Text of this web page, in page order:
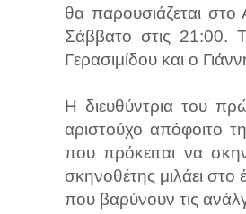
θα παρουσιάζεται
Σάββατο στις 21:00.
Γερασιμίδου και ο
Η διευθύντρια του
αριστούχο απόφοιτο
που πρόκειται να
σκηνοθέτης μιλάει στο
που βαρύνουν τις